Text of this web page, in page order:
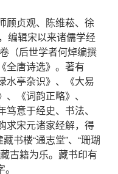
贞观、陈维菘、徐
编辑宋以来诸儒学经
（后世学者何焯编撰
全唐诗选》。著有
水亭杂识》、《大易
《词韵正略》、
笃意于经史、书法、
求宋元诸家经解，得
书楼“通志堂”、“珊瑚
古籍为乐。藏书印有